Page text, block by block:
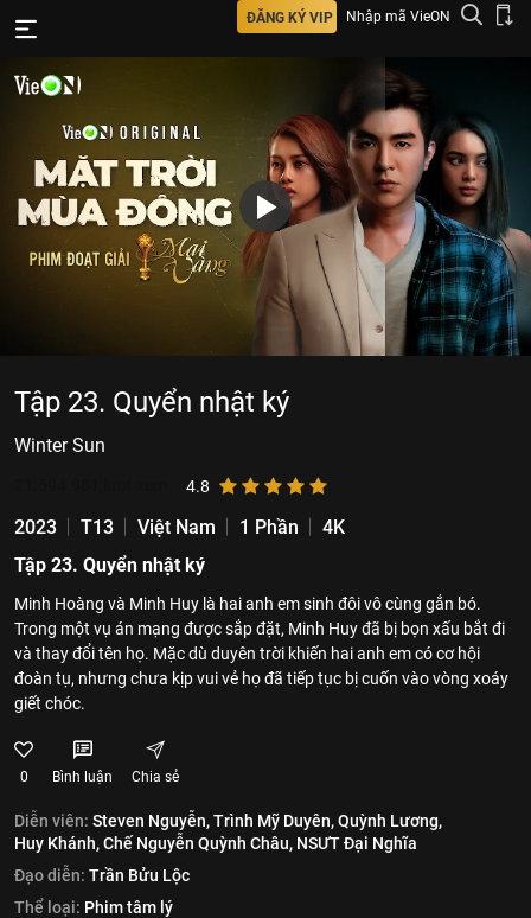
ĐĂNG KÝ VIP Nhập mã VieON
Tập 23. Quyển nhật ký
Winter Sun
4.8
2023 T13 Việt Nam 1 Phần
4K
Tập 23. Quyển nhật ký
Minh Hoàng và Minh Huy là hai anh em sinh đôi vô cùng gắn bó.
Trong một vụ án mạng được sắp đặt, Minh Huy đã bị bọn xấu bắt đi
và thay đổi tên họ. Mặc dù duyên trời khiến hai anh em có cơ hội
đoàn tụ, nhưng chưa kịp vui vẻ họ đã tiếp tục bị cuốn vào vòng xoáy
giết chóc.
0 Bình luận Chia sẻ
Diễn viên: Steven Nguyễn,Trình Mỹ Duyên,Quỳnh Lương,
Huy Khánh,Chế Nguyễn Quỳnh Châu, NSƯT Đại Nghĩa
Đạo diễn: Trần Bửu Lộc
Thể loại: Phim tâm lý